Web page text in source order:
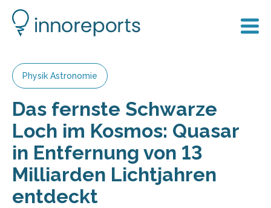
Physik Astronomie
Das fernste Schwarze
Loch im Kosmos: Quasar
in Entfernung von 13
Milliarden Lichtjahren
entdeckt